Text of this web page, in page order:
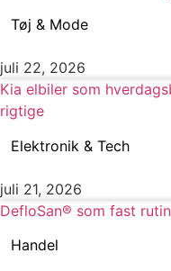
Tøj & Mode
juli 22, 2026
Kia elbiler som
rigtige
Elektronik & Tech
juli 21, 2026
DefloSan® som fast
Handel